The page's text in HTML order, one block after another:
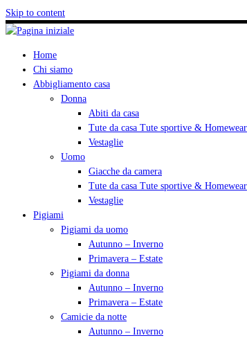
Skip to content
Home
Chi siamo
Abbigliamento casa
Donna
Abiti da casa
Tute da casa Tute sportive & Homewear
Vestaglie
Uomo
Giacche da camera
Tute da casa Tute sportive & Homewear
Vestaglie
Pigiami
Pigiami da uomo
Autunno – Inverno
Primavera – Estate
Pigiami da donna
Autunno – Inverno
Primavera – Estate
Camicie da notte
Autunno – Inverno